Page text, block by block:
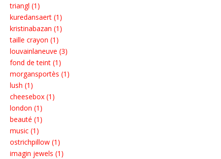
triangl (1)
kuredansaert (1)
kristinabazan (1)
taille crayon (1)
louvainlaneuve (3)
fond de teint (1)
morgansportès (1)
lush (1)
cheesebox (1)
london (1)
beauté (1)
music (1)
ostrichpillow (1)
imagin jewels (1)